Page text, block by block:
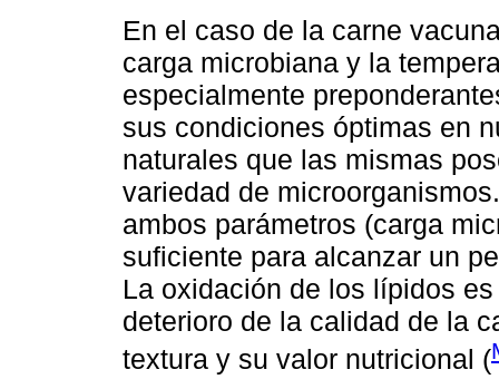
En el caso de la carne
carga microbiana y la
especialmente
sus condiciones óptimas en
naturales que las mismas
variedad de
ambos parámetros (carga
suficiente para alcanzar un
La oxidación de los lípidos
deterioro de la calidad de la
textura y su valor nutricional (